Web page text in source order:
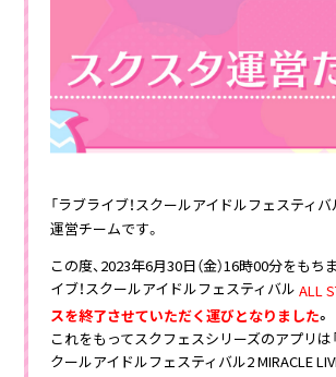
「ラブライブ！スクールアイドルフェスティバ
運営チームです。
この度、2023年6月30日（金）16時00分をもち
イブ！スクールアイドルフェスティバル ALL
スを終了させていただく運びとなりました。
これをもってスクフェスシリーズのアプリは
クールアイドルフェスティバル2 MIRACLE